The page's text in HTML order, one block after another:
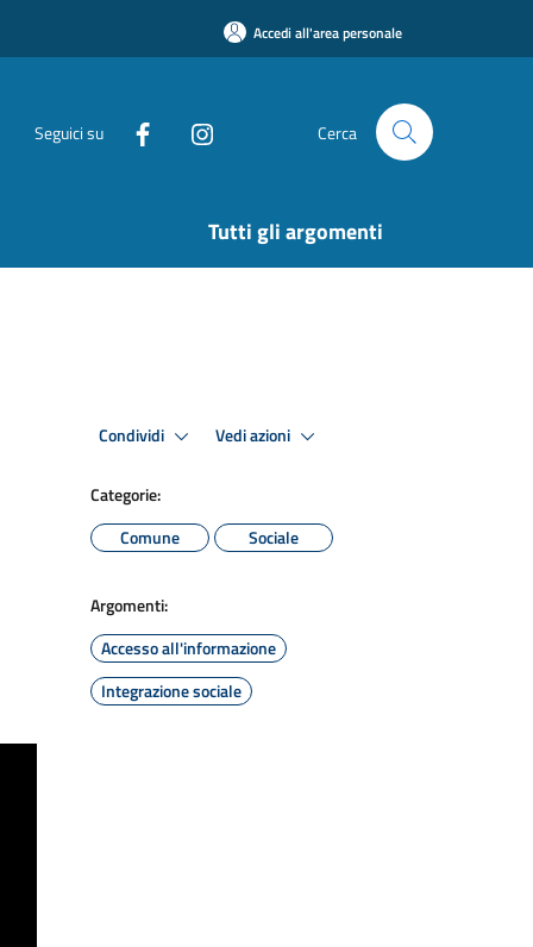
Accedi all'area personale
Seguici su Cerca
Tutti gli argomenti
Condividi Vedi azioni
Categorie:
Comune
Sociale
Argomenti:
Accesso all'informazione
Integrazione sociale